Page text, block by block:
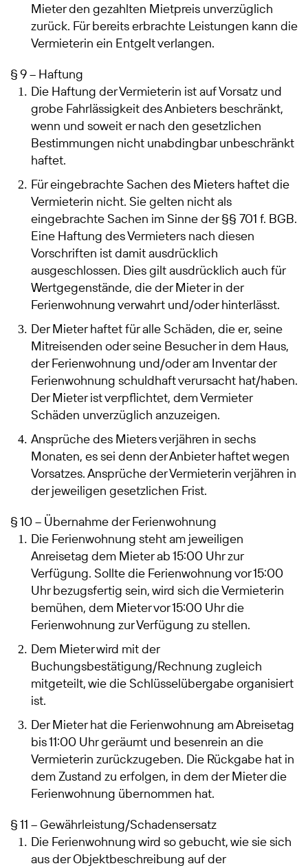
Mieter den gezahlten Mietpreis unverzüglich
zurück. Für bereits erbrachte Leistungen kann die
Vermieterin ein Entgelt verlangen.
§ 9 – Haftung
Die Haftung der Vermieterin ist auf Vorsatz und
grobe Fahrlässigkeit des Anbieters beschränkt,
wenn und soweit er nach den gesetzlichen
Bestimmungen nicht unabdingbar unbeschränkt
haftet.
Für eingebrachte Sachen des Mieters haftet die
Vermieterin nicht. Sie gelten nicht als
eingebrachte Sachen im Sinne der §§ 701 f. BGB.
Eine Haftung des Vermieters nach diesen
Vorschriften ist damit ausdrücklich
ausgeschlossen. Dies gilt ausdrücklich auch für
Wertgegenstände, die der Mieter in der
Ferienwohnung verwahrt und/oder hinterlässt.
Der Mieter haftet für alle Schäden, die er, seine
Mitreisenden oder seine Besucher in dem Haus,
der Ferienwohnung und/oder am Inventar der
Ferienwohnung schuldhaft verursacht hat/haben.
Der Mieter ist verpflichtet, dem Vermieter
Schäden unverzüglich anzuzeigen.
Ansprüche des Mieters verjähren in sechs
Monaten, es sei denn der Anbieter haftet wegen
Vorsatzes. Ansprüche der Vermieterin verjähren in
der jeweiligen gesetzlichen Frist.
§ 10 – Übernahme der Ferienwohnung
Die Ferienwohnung steht am jeweiligen
Anreisetag dem Mieter ab 15:00 Uhr zur
Verfügung. Sollte die Ferienwohnung vor 15:00
Uhr bezugsfertig sein, wird sich die Vermieterin
bemühen, dem Mieter vor 15:00 Uhr die
Ferienwohnung zur Verfügung zu stellen.
Dem Mieter wird mit der
Buchungsbestätigung/Rechnung zugleich
mitgeteilt, wie die Schlüsselübergabe organisiert
ist.
Der Mieter hat die Ferienwohnung am Abreisetag
bis 11:00 Uhr geräumt und besenrein an die
Vermieterin zurückzugeben. Die Rückgabe hat in
dem Zustand zu erfolgen, in dem der Mieter die
Ferienwohnung übernommen hat.
§ 11 – Gewährleistung/Schadensersatz
Die Ferienwohnung wird so gebucht, wie sie sich
aus der Objektbeschreibung auf der